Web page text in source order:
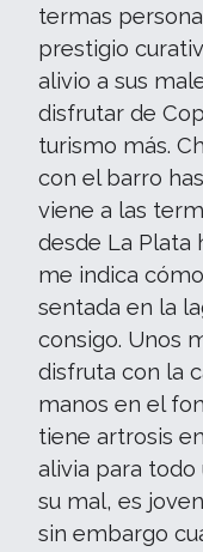
termas
prestigio
alivio a sus
disfrutar de
turismo más.
con el barro
viene a las
desde La Plata
me indica
sentada en la
consigo. Unos
disfruta con la
manos en el
tiene artrosis
alivia para todo
su mal, es
sin embargo